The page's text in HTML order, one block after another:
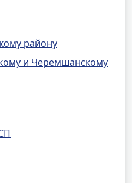
району
и Черемшанскому